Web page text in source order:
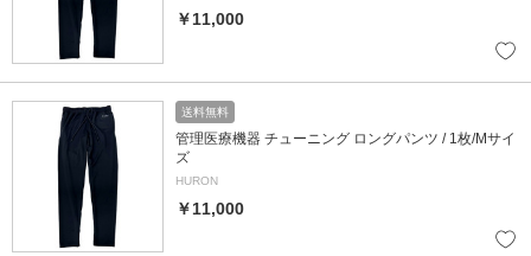
￥11,000
送料無料
管理医療機器 チューニング ロングパンツ / 1枚/Mサイ
ズ
HURON
￥11,000